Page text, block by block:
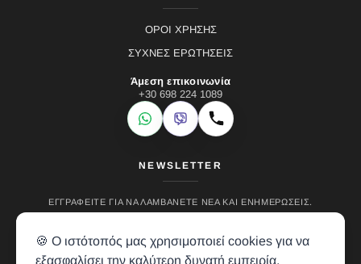
ΟΡΟΙ ΧΡΗΣΗΣ
ΣΥΧΝΕΣ ΕΡΩΤΗΣΕΙΣ
Άμεση επικοινωνία
+30 698 224 1089
WhatsApp
Viber Κλήση
NEWSLETTER
ΕΓΓΡΑΦΕΊΤΕ ΓΙΑ ΝΑ ΛΑΜΒΆΝΕΤΕ ΝΈΑ ΚΑΙ ΕΝΗΜΕΡΏΣΕΙΣ.
🍪 Ο ιστότοπός μας χρησιμοποιεί cookies για να
εξασφαλίσει την καλύτερη δυνατή εμπειρία.